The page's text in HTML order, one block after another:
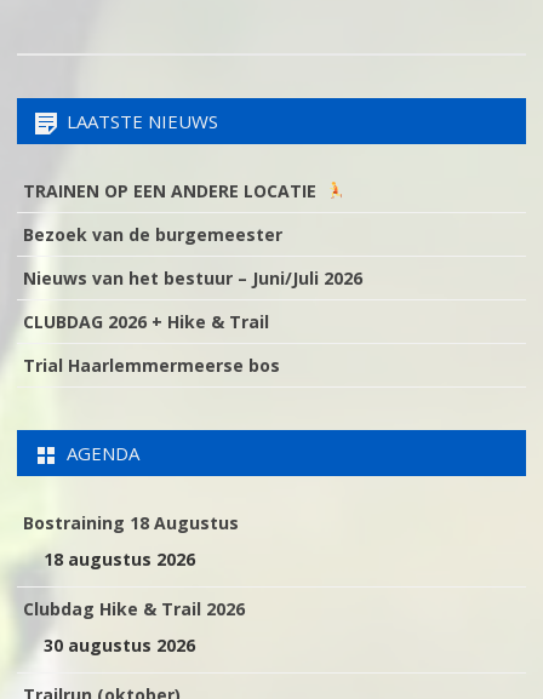
LAATSTE NIEUWS
TRAINEN OP EEN ANDERE LOCATIE
Bezoek van de burgemeester
Nieuws van het bestuur – Juni/Juli 2026
CLUBDAG 2026 + Hike & Trail
Trial Haarlemmermeerse bos
AGENDA
Bostraining 18 Augustus
18 augustus 2026
Clubdag Hike & Trail 2026
30 augustus 2026